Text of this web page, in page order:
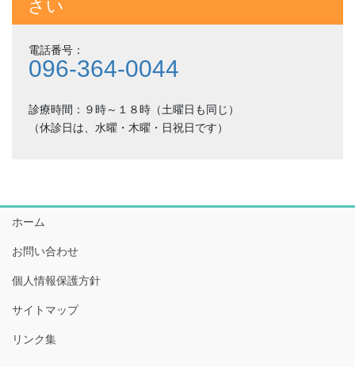
さい
電話番号：
096-364-0044
診療時間：９時～１８時（土曜日も同じ）
（休診日は、水曜・木曜・日祝日です）
ホーム
お問い合わせ
個人情報保護方針
サイトマップ
リンク集